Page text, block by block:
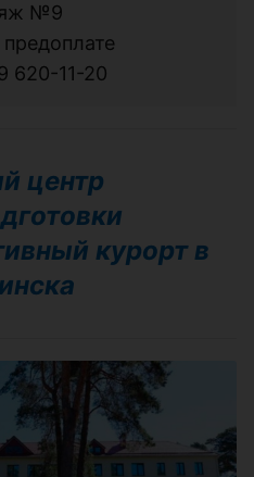
№9
предоплате
620-11-20
центр
курорт в